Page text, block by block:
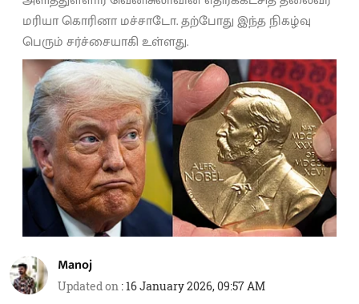
மரியா கொரினா மச்சாடோ. தற்போது இந்த நிகழ்வு
பெரும் சர்ச்சையாகி உள்ளது.
Manoj
Updated on :16 January 2026, 09:57 AM